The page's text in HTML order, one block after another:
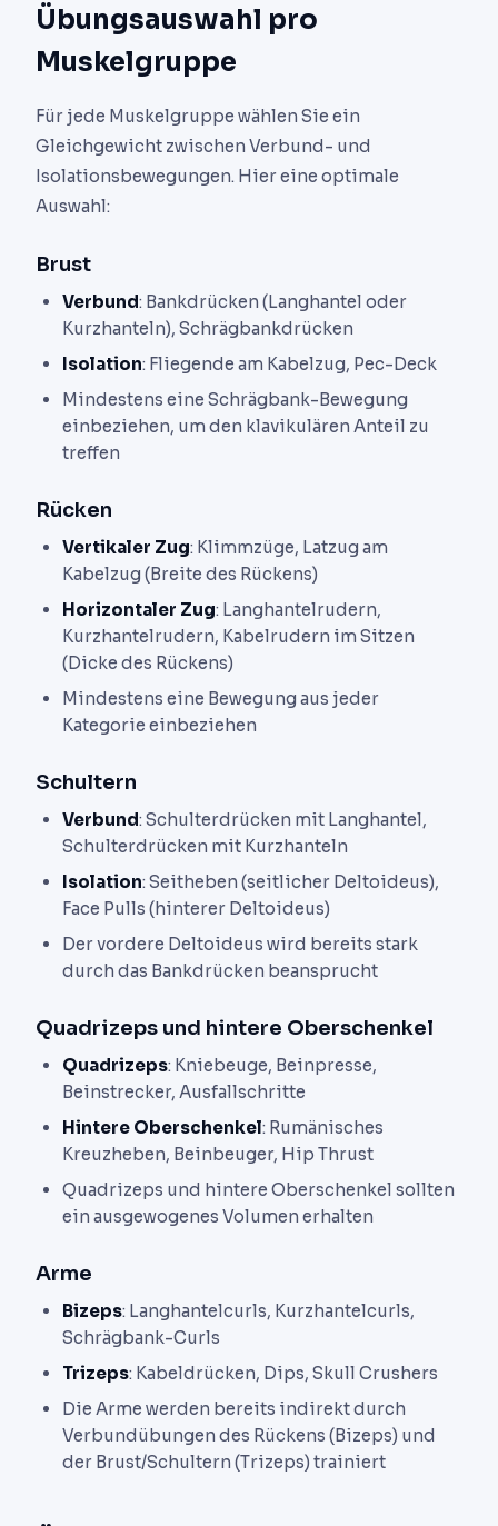
Übungsauswahl pro
Muskelgruppe
Für jede Muskelgruppe wählen Sie ein
Gleichgewicht zwischen Verbund- und
Isolationsbewegungen. Hier eine optimale
Auswahl:
Brust
Verbund: Bankdrücken (Langhantel oder
Kurzhanteln), Schrägbankdrücken
Isolation: Fliegende am Kabelzug, Pec-Deck
Mindestens eine Schrägbank-Bewegung
einbeziehen, um den klavikulären Anteil zu
treffen
Rücken
Vertikaler Zug: Klimmzüge, Latzug am
Kabelzug (Breite des Rückens)
Horizontaler Zug: Langhantelrudern,
Kurzhantelrudern, Kabelrudern im Sitzen
(Dicke des Rückens)
Mindestens eine Bewegung aus jeder
Kategorie einbeziehen
Schultern
Verbund: Schulterdrücken mit Langhantel,
Schulterdrücken mit Kurzhanteln
Isolation: Seitheben (seitlicher Deltoideus),
Face Pulls (hinterer Deltoideus)
Der vordere Deltoideus wird bereits stark
durch das Bankdrücken beansprucht
Quadrizeps und hintere Oberschenkel
Quadrizeps: Kniebeuge, Beinpresse,
Beinstrecker, Ausfallschritte
Hintere Oberschenkel: Rumänisches
Kreuzheben, Beinbeuger, Hip Thrust
Quadrizeps und hintere Oberschenkel sollten
ein ausgewogenes Volumen erhalten
Arme
Bizeps: Langhantelcurls, Kurzhantelcurls,
Schrägbank-Curls
Trizeps: Kabeldrücken, Dips, Skull Crushers
Die Arme werden bereits indirekt durch
Verbundübungen des Rückens (Bizeps) und
der Brust/Schultern (Trizeps) trainiert